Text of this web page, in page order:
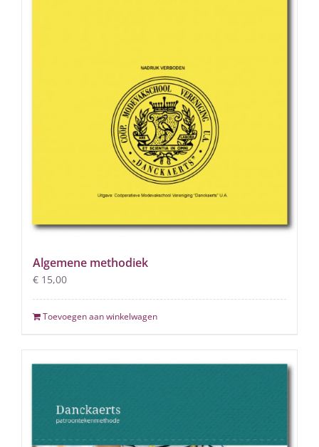
Algemene methodiek
€ 15,00
Toevoegen aan winkelwagen